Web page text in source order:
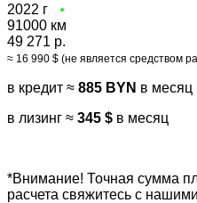
2022 г
91000 км
49 271 р.
≈ 16 990 $ (не является средством
в кредит ≈ 885 BYN в месяц
в лизинг ≈ 345 $ в месяц
*Внимание! Точная сумма
расчета свяжитесь с